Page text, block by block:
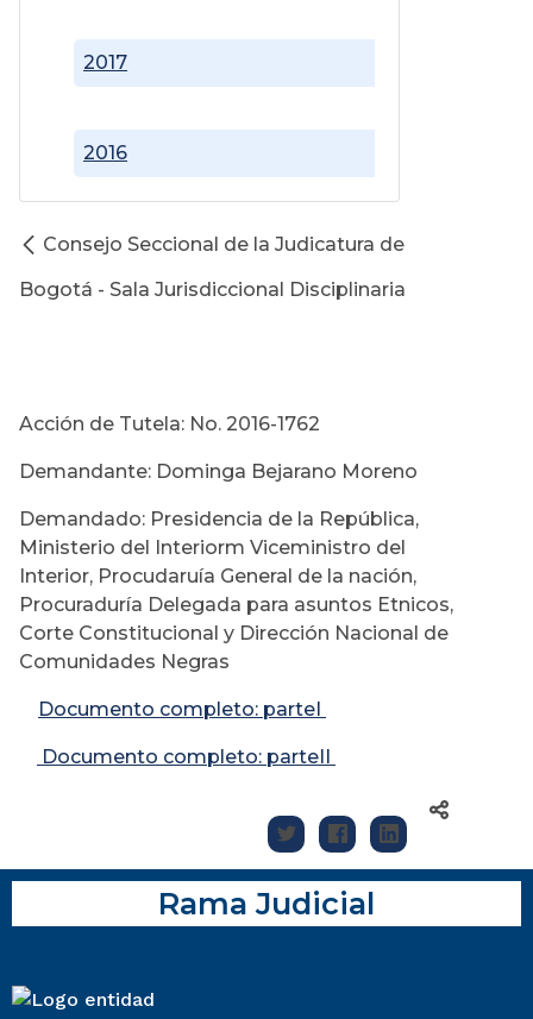
2016
2017
Consejo Seccional de la Judicatura de
Bogotá - Sala Jurisdiccional Disciplinaria
Acción de Tutela: No. 2016-1762
Demandante: Dominga Bejarano Moreno
Demandado: Presidencia de la República,
Ministerio del Interiorm Viceministro del
Interior, Procudaruía General de la nación,
Procuraduría Delegada para asuntos Etnicos,
Corte Constitucional y Dirección Nacional de
Comunidades Negras
Documento completo: parteI
Documento completo: parteII
Rama Judicial